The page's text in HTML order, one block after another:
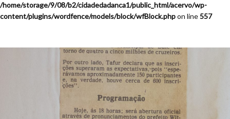
/home/storage/9/08/b2/cidadedadanca1/public_html/acervo/wp-
content/plugins/wordfence/models/block/wfBlock.phpon line557